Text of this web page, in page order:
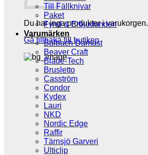
Du har inga produkter i varukorgen.
Gå tillbaka till butiken
Till Fällknivar
Paket
Fynd & Erbjudanden
Varumärken
Balbach Damast
Beaver Craft
Blade-Tech
Brusletto
Casström
Condor
Kydex
Lauri
NKD
Nordic Edge
Raffir
Tärnsjö Garveri
Ulticlip